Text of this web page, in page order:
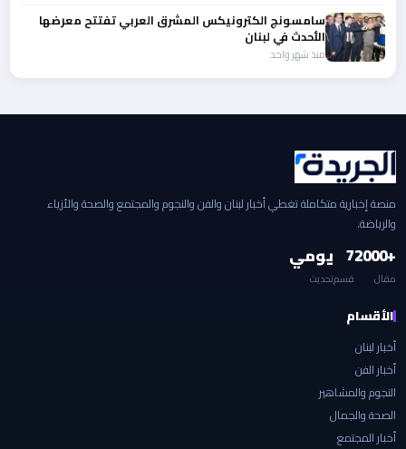
سامسونج الكترونيكس المشرق العربي تفتتح معرضها
الأحدث في لبنان
منذ شهر واحد
منصة إخبارية متكاملة تغطي أخبار لبنان والفن والنجوم والمجتمع والصحة والأزياء
والرياضة.
+2000
مقال
7
قسم
يومي
تحديث
الأقسام
أخبار لبنان
أخبار الفن
النجوم والمشاهير
الصحة والجمال
أخبار المجتمع